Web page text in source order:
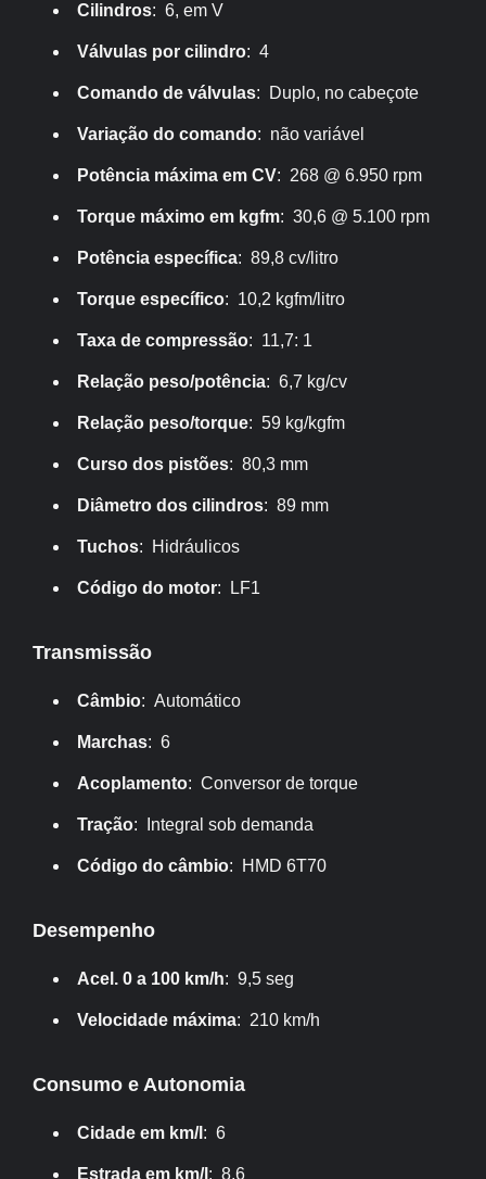
Cilindros: 6, em V
Válvulas por cilindro: 4
Comando de válvulas: Duplo, no cabeçote
Variação do comando: não variável
Potência máxima em CV: 268 @ 6.950 rpm
Torque máximo em kgfm: 30,6 @ 5.100 rpm
Potência específica: 89,8 cv/litro
Torque específico: 10,2 kgfm/litro
Taxa de compressão: 11,7: 1
Relação peso/potência: 6,7 kg/cv
Relação peso/torque: 59 kg/kgfm
Curso dos pistões: 80,3 mm
Diâmetro dos cilindros: 89 mm
Tuchos: Hidráulicos
Código do motor: LF1
Transmissão
Câmbio: Automático
Marchas: 6
Acoplamento: Conversor de torque
Tração: Integral sob demanda
Código do câmbio: HMD 6T70
Desempenho
Acel. 0 a 100 km/h: 9,5 seg
Velocidade máxima: 210 km/h
Consumo e Autonomia
Cidade em km/l : 6
Estrada em km/l : 8,6